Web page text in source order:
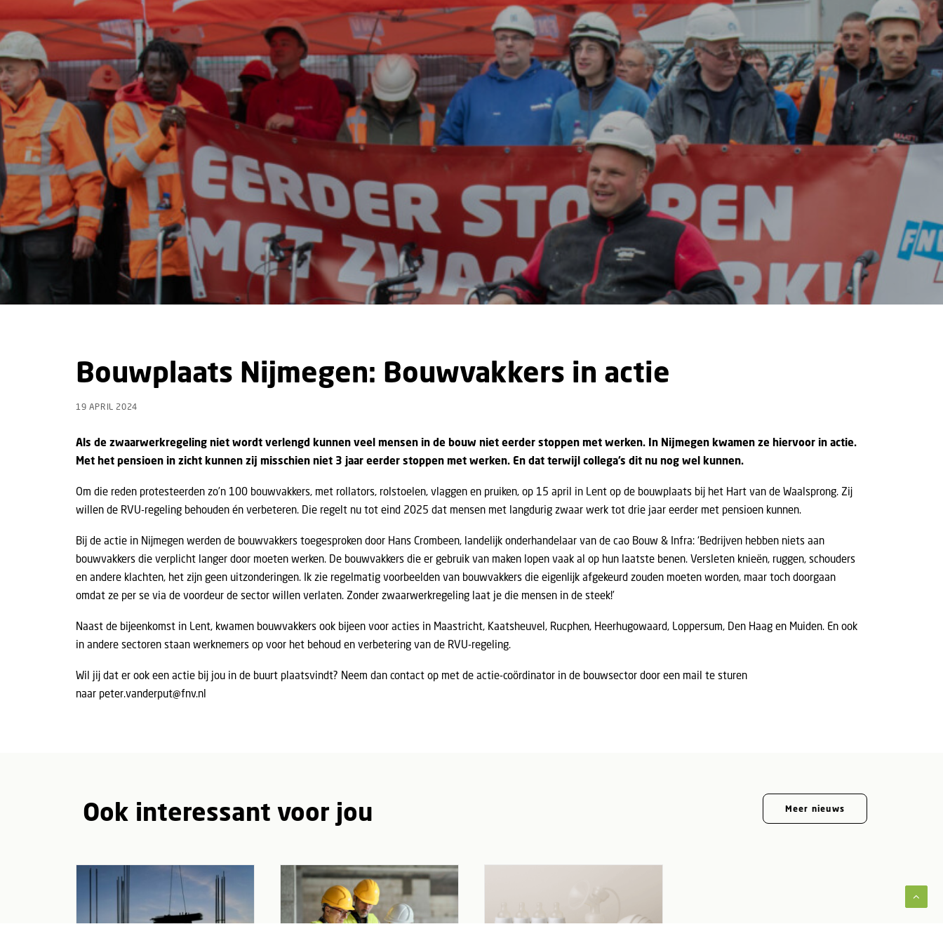
Bouwplaats Nijmegen: Bouwvakkers in actie
19 APRIL 2024
Als de zwaarwerkregeling niet wordt verlengd kunnen veel mensen in de bouw niet eerder stoppen met werken. In Nijmegen kwamen ze hiervoor in actie.
Met het pensioen in zicht kunnen zij misschien niet 3 jaar eerder stoppen met werken. En dat terwijl collega’s dit nu nog wel kunnen.
Om die reden protesteerden zo’n 100 bouwvakkers, met rollators, rolstoelen, vlaggen en pruiken, op 15 april in Lent op de bouwplaats bij het Hart van de Waalsprong. Zij
willen de RVU-regeling behouden én verbeteren. Die regelt nu tot eind 2025 dat mensen met langdurig zwaar werk tot drie jaar eerder met pensioen kunnen.
Bij de actie in Nijmegen werden de bouwvakkers toegesproken door Hans Crombeen, landelijk onderhandelaar van de cao Bouw & Infra: ‘Bedrijven hebben niets aan
bouwvakkers die verplicht langer door moeten werken. De bouwvakkers die er gebruik van maken lopen vaak al op hun laatste benen. Versleten knieën, ruggen, schouders
en andere klachten, het zijn geen uitzonderingen. Ik zie regelmatig voorbeelden van bouwvakkers die eigenlijk afgekeurd zouden moeten worden, maar toch doorgaan
omdat ze per se via de voordeur de sector willen verlaten. Zonder zwaarwerkregeling laat je die mensen in de steek!’
Naast de bijeenkomst in Lent, kwamen bouwvakkers ook bijeen voor acties in Maastricht, Kaatsheuvel, Rucphen, Heerhugowaard, Loppersum, Den Haag en Muiden. En ook
in andere sectoren staan werknemers op voor het behoud en verbetering van de RVU-regeling.
Wil jij dat er ook een actie bij jou in de buurt plaatsvindt? Neem dan contact op met de actie-coördinator in de bouwsector door een mail te sturen
naar peter.vanderput@fnv.nl
Ook interessant voor jou Meer nieuws